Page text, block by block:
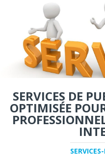
SERVICES DE
OPTIMISÉE